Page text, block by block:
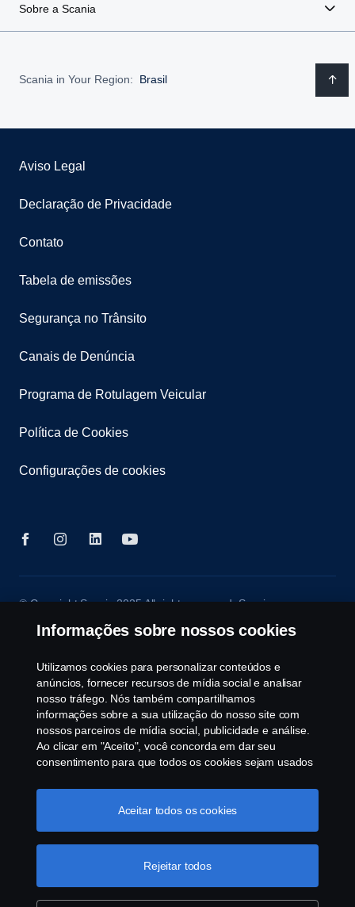
Sobre a Scania
Scania in Your Region: Brasil
Aviso Legal
Declaração de Privacidade
Contato
Tabela de emissões
Segurança no Trânsito
Canais de Denúncia
Programa de Rotulagem Veicular
Política de Cookies
Configurações de cookies
© Copyright Scania 2025 All rights reserved. Scania
Bernardo do Campo. SP. Tel: +55 11 4090-2960.
Informações sobre nossos cookies
Utilizamos cookies para personalizar conteúdos e
anúncios, fornecer recursos de mídia social e analisar
nosso tráfego. Nós também compartilhamos
informações sobre a sua utilização do nosso site com
nossos parceiros de mídia social, publicidade e análise.
Ao clicar em "Aceito", você concorda em dar seu
consentimento para que todos os cookies sejam usados
gerenciar a utilização dos cookies clicando em
"Configurações de cookies" e selecionando as
ser encontrada clicando no link abaixo deste texto ou em
“declaração de privacidade". Mais informações sobre a
Rejeitar todos
Aceitar todos os cookies